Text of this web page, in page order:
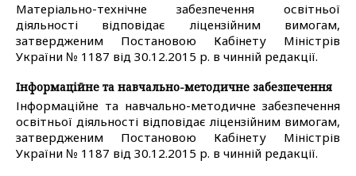
Матеріально-технічне забезпечення освітньої
діяльності відповідає ліцензійним вимогам,
затвердженим Постановою Кабінету Міністрів
України № 1187 від 30.12.2015 р. в чинній редакції.
Інформаційне та навчально-методичне забезпечення
Інформаційне та навчально-методичне забезпечення
освітньої діяльності відповідає ліцензійним вимогам,
затвердженим Постановою Кабінету Міністрів
України № 1187 від 30.12.2015 р. в чинній редакції.